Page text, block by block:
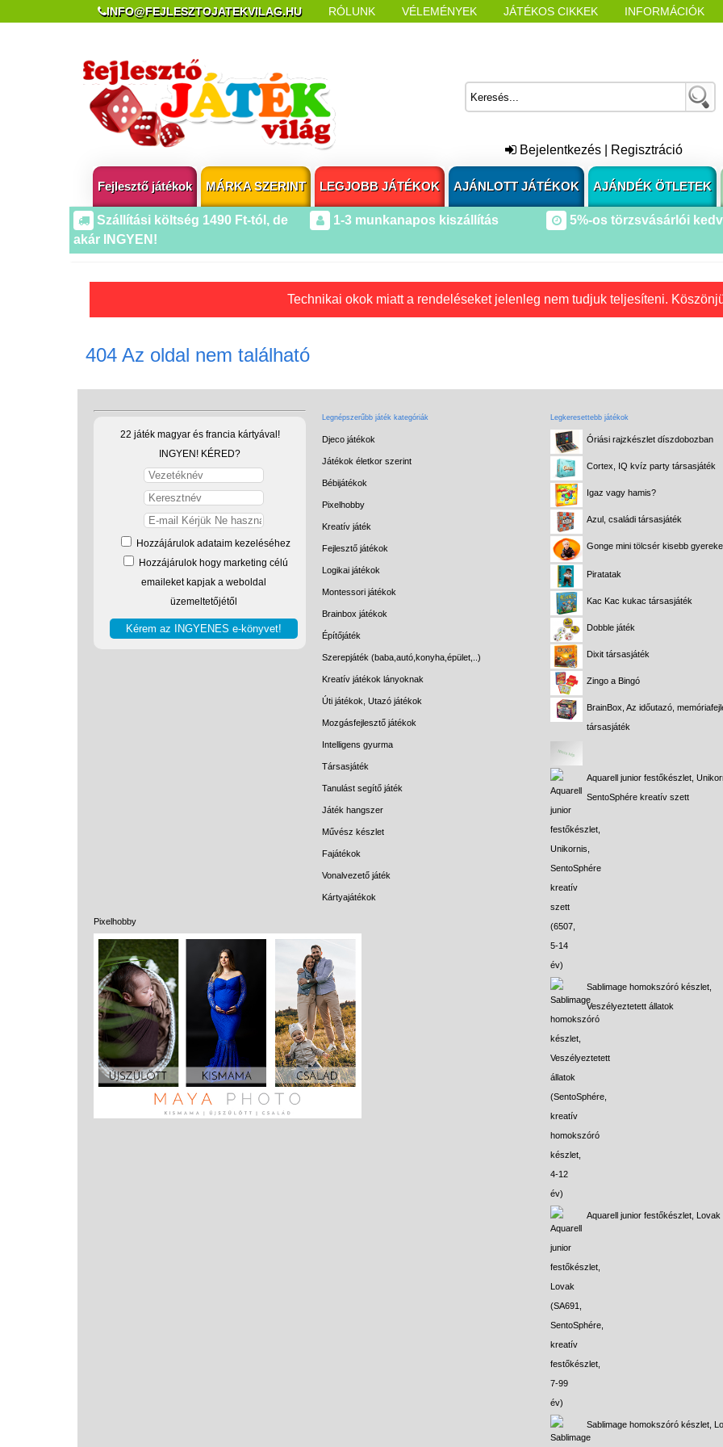
INFO@FEJLESZTOJATEKVILAG.HU RÓLUNK VÉLEMÉNYEK JÁTÉKOS CIKKEK INFORMÁCIÓK
Bejelentkezés Regisztráció
Fejlesztő játékok MÁRKA SZERINT LEGJOBB JÁTÉKOK AJÁNLOTT JÁTÉKOK AJÁNDÉK ÖTLETEK
Szállítási költség 1490 Ft-tól, de
akár INGYEN!
1-3 munkanapos kiszállítás 5%-os törzsvásárlói
Technikai okok miatt a rendeléseket jelenleg nem tudjuk teljesíteni.
404 Az oldal nem található
22 játék magyar és francia kártyával!
INGYEN! KÉRED?
Hozzájárulok adataim kezeléséhez
Hozzájárulok hogy marketing célú
emaileket kapjak a weboldal
üzemeltetőjétől
Pixelhobby
Legnépszerűbb játék kategóriák
Djeco játékok
Játékok életkor szerint
Bébijátékok
Pixelhobby
Kreatív játék
Fejlesztő játékok
Logikai játékok
Montessori játékok
Brainbox játékok
Építőjáték
Szerepjáték (baba,autó,konyha,épület,..)
Kreatív játékok lányoknak
Úti játékok, Utazó játékok
Mozgásfejlesztő játékok
Intelligens gyurma
Társasjáték
Tanulást segítő játék
Játék hangszer
Művész készlet
Fajátékok
Vonalvezető játék
Kártyajátékok
Legkeresettebb játékok
Óriási rajzkészlet díszdobozban
Cortex, IQ kvíz party társasjáték
Igaz vagy hamis?
Azul, családi társasjáték
Gonge mini tölcsér kisebb
Piratatak
Kac Kac kukac társasjáték
Dobble játék
Dixit társasjáték
Zingo a Bingó
BrainBox, Az időutazó,
társasjáték
Aquarell junior festőkészlet,
SentoSphére kreatív szett
Sablimage homokszóró készlet,
Veszélyeztetett állatok
Aquarell junior festőkészlet, Lovak
Sablimage homokszóró készlet,